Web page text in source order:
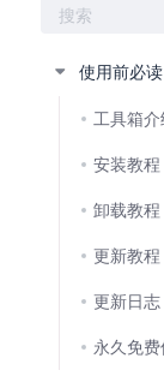
使用前必读
工具箱介
安装教程
卸载教程
更新教程
更新日志
永久免